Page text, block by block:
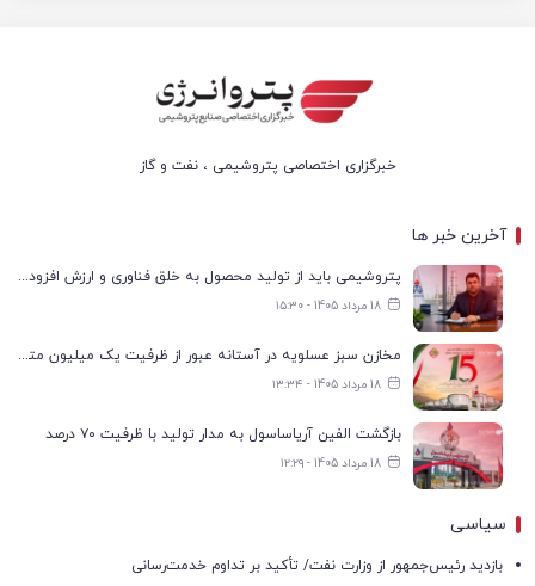
خبرگزاری اختصاصی پتروشیمی ، نفت و گاز
آخرین خبر ها
پتروشیمی باید از تولید محصول به خلق فناوری و ارزش افزوده حرکت کند
18 مرداد 1405 - ۱۵:۳۰
مخازن سبز عسلویه در آستانه عبور از ظرفیت یک میلیون مترمکعب
18 مرداد 1405 - ۱۳:۳۴
بازگشت الفین آریاساسول به مدار تولید با ظرفیت ۷۰ درصد
18 مرداد 1405 - ۱۲:۲۹
سیاسی
بازدید رئیس‌جمهور از وزارت نفت/ تأکید بر تداوم خدمت‌رسانی